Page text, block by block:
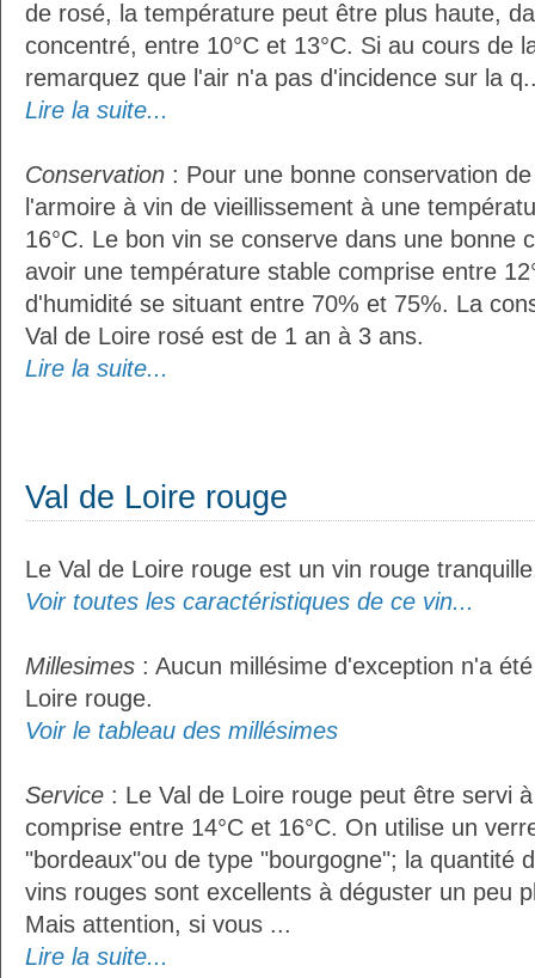
de rosé, la température peut être plus haute,
concentré, entre 10°C et 13°C. Si au cours de
remarquez que l'air n'a pas d'incidence sur la
Lire la suite...
Conservation : Pour une bonne conservation
l'armoire à vin de vieillissement à une
16°C. Le bon vin se conserve dans une bonne
avoir une température stable comprise entre
d'humidité se situant entre 70% et 75%. La
Val de Loire rosé est de 1 an à 3 ans.
Lire la suite...
Val de Loire rouge
Le Val de Loire rouge est un vin rouge
Voir toutes les caractéristiques de ce vin...
Millesimes : Aucun millésime d'exception n'a
Loire rouge.
Voir le tableau des millésimes
Service : Le Val de Loire rouge peut être servi
comprise entre 14°C et 16°C. On utilise un
"bordeaux"ou de type "bourgogne"; la quantité
vins rouges sont excellents à déguster un peu
Mais attention, si vous ...
Lire la suite...